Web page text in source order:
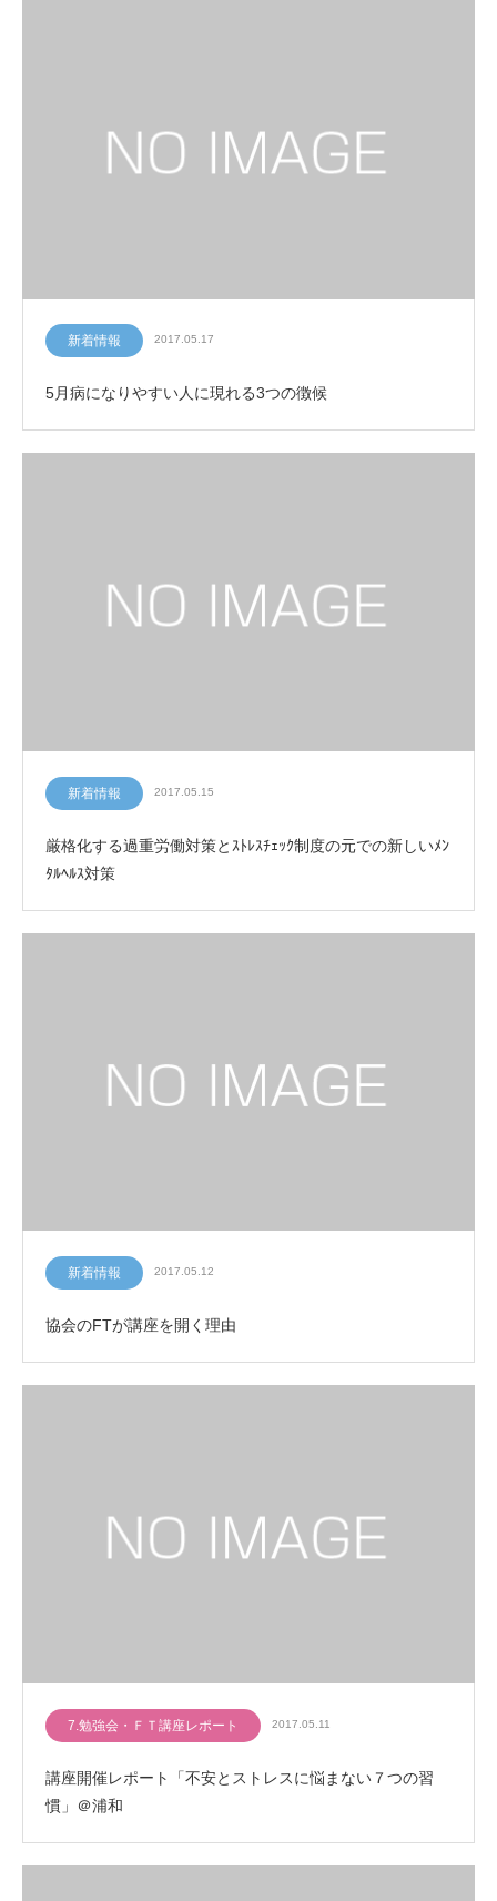
新着情報 2017.05.17
5月病になりやすい人に現れる3つの徴候
新着情報 2017.05.15
厳格化する過重労働対策とｽﾄﾚｽﾁｪｯｸ制度の元での新しいﾒﾝ
ﾀﾙﾍﾙｽ対策
新着情報 2017.05.12
協会のFTが講座を開く理由
7.勉強会・ＦＴ講座レポート 2017.05.11
講座開催レポート「不安とストレスに悩まない７つの習
慣」＠浦和